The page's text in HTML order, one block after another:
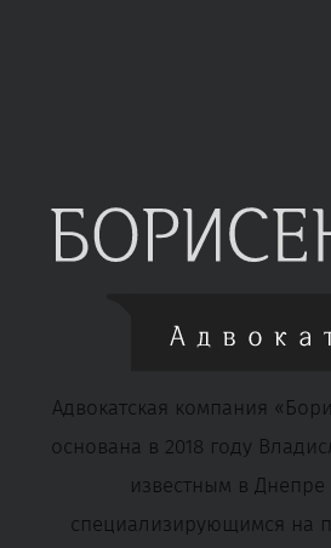
Адвокатская компания
основана в 2018 году
известным в Днепре
специализирующимся на